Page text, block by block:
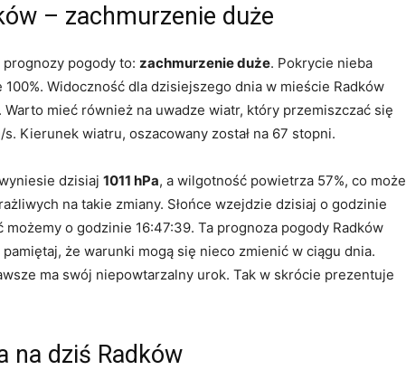
– zachmurzenie duże
pogody to: zachmurzenie duże. Pokrycie nieba
Widoczność dla dzisiejszego dnia w mieście Radków
Warto mieć również na uwadze wiatr, który przemiszczać się
Kierunek wiatru, oszacowany został na 67 stopni.
dzisiaj 1011 hPa, a wilgotność powietrza 57%, co może
na takie zmiany. Słońce wzejdzie dzisiaj o godzinie
możemy o godzinie 16:47:39. Ta prognoza pogody Radków
że warunki mogą się nieco zmienić w ciągu dnia.
ma swój niepowtarzalny urok. Tak w skrócie prezentuje
na dziś Radków